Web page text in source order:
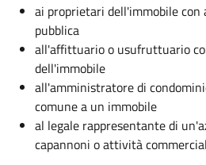
ai proprietari dell'immobile con
pubblica
all'affittuario o usufruttuario
dell'immobile
all'amministratore di
comune a un immobile
al legale rappresentante di
capannoni o attività